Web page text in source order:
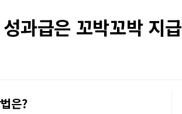
과급은 꼬박꼬박 지급
은?